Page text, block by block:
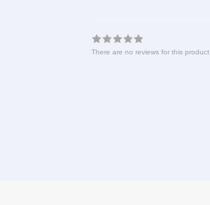
There are no reviews for this product